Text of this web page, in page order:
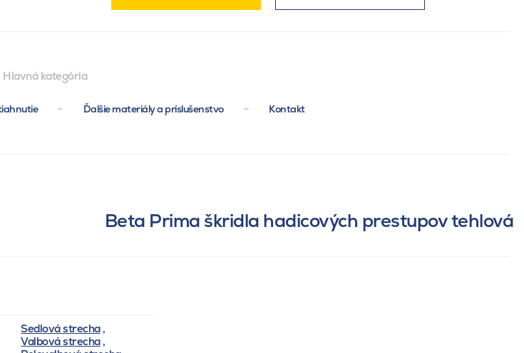
Hlavná kategória
Ďalšie materiály a príslušenstvo Kontakt
Beta Prima škridla hadicových prestupov tehlová
Sedlová strecha,
Valbová strecha,